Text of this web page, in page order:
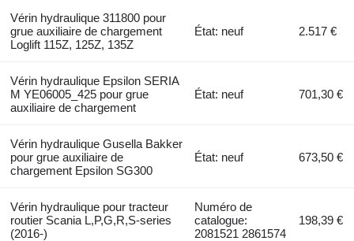
Vérin hydraulique 311800 pour
grue auxiliaire de chargement
Loglift 115Z, 125Z, 135Z
État: neuf 2.517 €
Vérin hydraulique Epsilon SERIA
M YE06005_425 pour grue
auxiliaire de chargement
État: neuf 701,30 €
Vérin hydraulique Gusella Bakker
pour grue auxiliaire de
chargement Epsilon SG300
État: neuf 673,50 €
Vérin hydraulique pour tracteur
routier Scania L,P,G,R,S-series
(2016-)
Numéro de
catalogue:
2081521 2861574
198,39 €